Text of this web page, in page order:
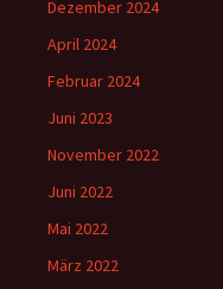
Dezember 2024
April 2024
Februar 2024
Juni 2023
November 2022
Juni 2022
Mai 2022
März 2022